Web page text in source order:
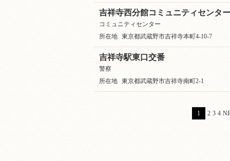
吉祥寺西分館コミュニティセンター
コミュニティセンター
所在地
東京都武蔵野市吉祥寺本町4-10-7
吉祥寺駅東口交番
警察
所在地
東京都武蔵野市吉祥寺南町2-1
1 2 3 4